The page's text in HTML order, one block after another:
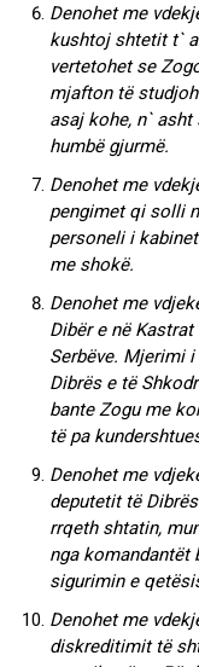
Denohet me
kushtoj shtetit t`
vertetohet se
mjafton të
asaj kohe, n`
humbë gjurmë.
Denohet me
pengimet qi solli
personeli i
me shokë.
Denohet me
Dibër e në
Serbëve. Mjerimi
Dibrës e të
bante Zogu me
të pa
Denohet me
deputetit të
rrqeth shtatin,
nga komandantët
sigurimin e
Denohet me
diskreditimit të